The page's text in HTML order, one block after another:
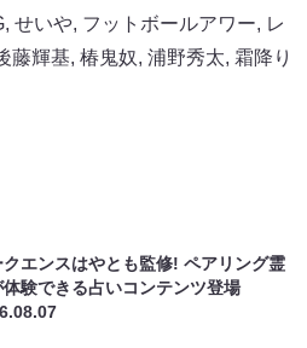
, せいや, フットボールアワー, レ
藤輝基, 椿鬼奴, 浦野秀太, 霜降り
クエンスはやとも監修! ペアリング霊
体験できる占いコンテンツ登場